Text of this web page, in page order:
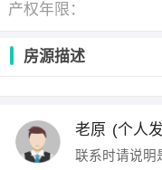
产权年限：
房源描述
老原 (个人
联系时请说明